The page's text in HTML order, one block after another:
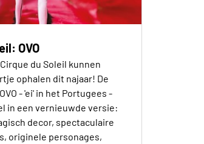
OVO
du Soleil kunnen
ophalen dit najaar! De
- 'ei' in het Portugees -
in een vernieuwde versie:
decor, spectaculaire
originele personages,